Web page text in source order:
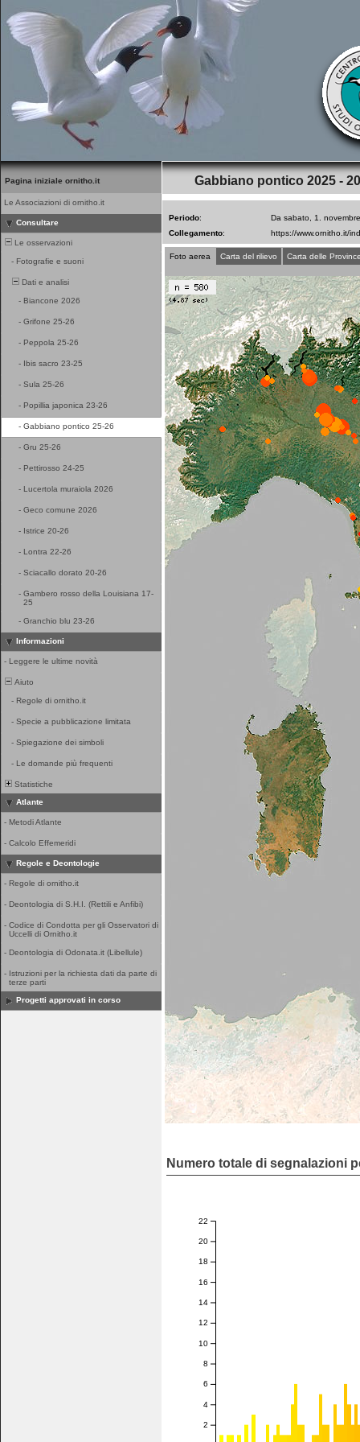
Pagina iniziale ornitho.it
Le Associazioni di ornitho.it
Consultare
Le osservazioni
- Fotografie e suoni
Dati e analisi
- Biancone 2026
- Grifone 25-26
- Peppola 25-26
- Ibis sacro 23-25
- Sula 25-26
- Popillia japonica 23-26
- Gabbiano pontico 25-26
- Gru 25-26
- Pettirosso 24-25
- Lucertola muraiola 2026
- Geco comune 2026
- Istrice 20-26
- Lontra 22-26
- Sciacallo dorato 20-26
- Gambero rosso della Louisiana 17-
25
- Granchio blu 23-26
Informazioni
- Leggere le ultime novità
Aiuto
- Regole di ornitho.it
- Specie a pubblicazione limitata
- Spiegazione dei simboli
- Le domande più frequenti
Statistiche
Atlante
- Metodi Atlante
- Calcolo Effemeridi
Regole e Deontologie
- Regole di ornitho.it
- Deontologia di S.H.I. (Rettili e Anfibi)
- Codice di Condotta per gli Osservatori di
Uccelli di Ornitho.it
- Deontologia di Odonata.it (Libellule)
- Istruzioni per la richiesta dati da parte di
terze parti
Progetti approvati in corso
Gabbiano pontico 2025 -
Periodo:
Da sabato, 1.
Collegamento:
Foto aerea Carta del rilievo Carta delle
Numero totale di segnalazioni
2
4
6
8
10
12
14
16
18
20
22